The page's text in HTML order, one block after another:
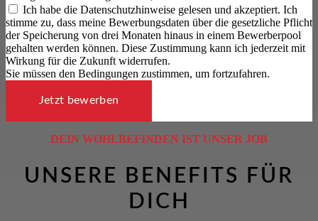
Ich habe die Datenschutzhinweise gelesen und akzeptiert. Ich
stimme zu, dass meine Bewerbungsdaten über die gesetzliche Pflicht
der Speicherung von drei Monaten hinaus in einem Bewerberpool
gehalten werden können. Diese Zustimmung kann ich jederzeit mit
Wirkung für die Zukunft widerrufen.
Sie müssen den Bedingungen zustimmen, um fortzufahren.
Jetzt bewerben
DEIN WOHLBEFINDEN IST UNSER JOB
UNSERE BENEFITS FÜR
DICH